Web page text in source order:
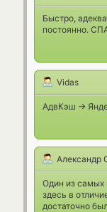
Быстро,
постоянно.
Vidas
АдвКэш ->
Александр
Один из самых
здесь в
достаточно